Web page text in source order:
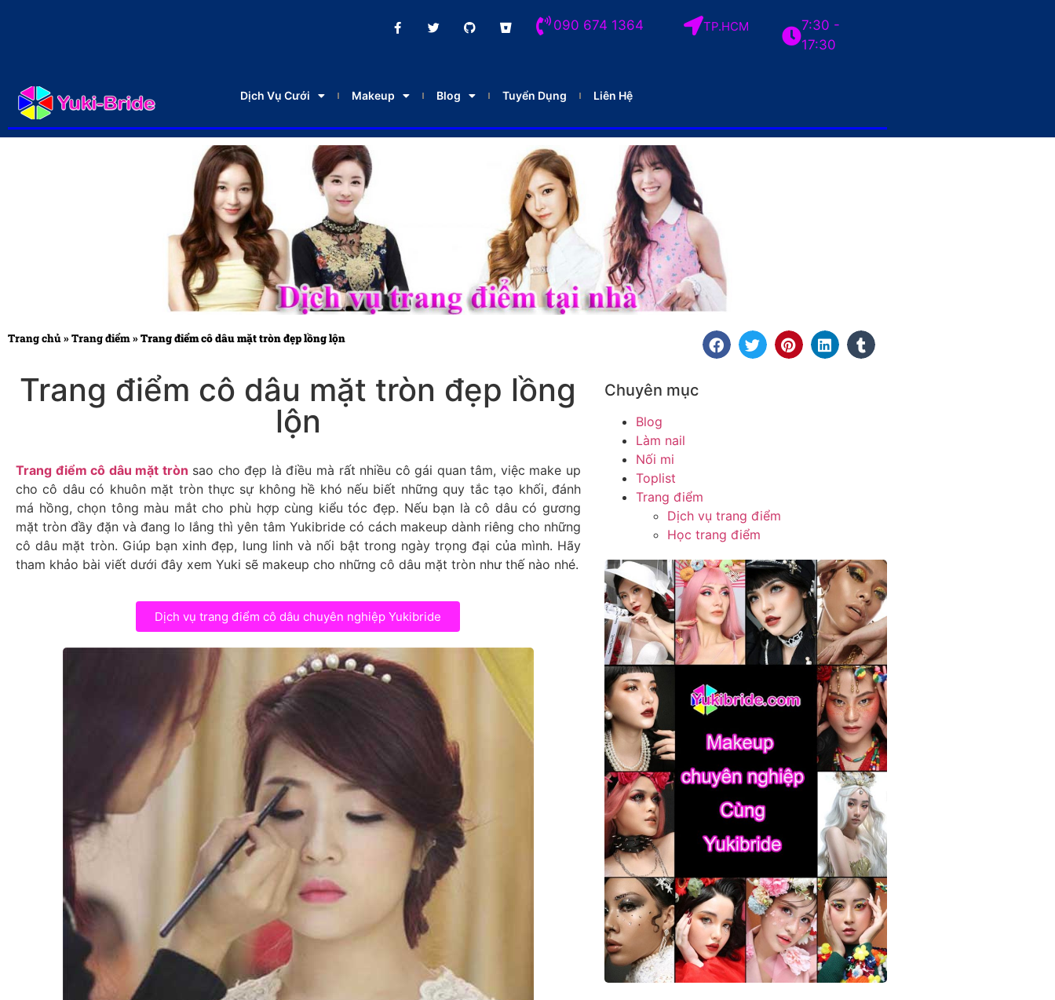
090 674 1364 TP.HCM
7:30 -
17:30
Dịch Vụ Cưới Makeup Blog Tuyển Dụng Liên Hệ
Trang chủ»Trang điểm»Trang điểm cô dâu mặt tròn đẹp lồng lộn
Trang điểm cô dâu mặt tròn đẹp lồng
lộn
Trang điểm cô dâu mặt tròn sao cho đẹp là điều mà rất nhiều cô gái quan tâm, việc make up
cho cô dâu có khuôn mặt tròn thực sự không hề khó nếu biết những quy tắc tạo khối, đánh
má hồng, chọn tông màu mắt cho phù hợp cùng kiểu tóc đẹp. Nếu bạn là cô dâu có gương
mặt tròn đầy đặn và đang lo lắng thì yên tâm Yukibride có cách makeup dành riêng cho những
cô dâu mặt tròn. Giúp bạn xinh đẹp, lung linh và nối bật trong ngày trọng đại của mình. Hãy
tham khảo bài viết dưới đây xem Yuki sẽ makeup cho những cô dâu mặt tròn như thế nào nhé.
Dịch vụ trang điểm cô dâu chuyên nghiệp Yukibride
Chuyên mục
Blog
Làm nail
Nối mi
Toplist
Trang điểm
Dịch vụ trang điểm
Học trang điểm